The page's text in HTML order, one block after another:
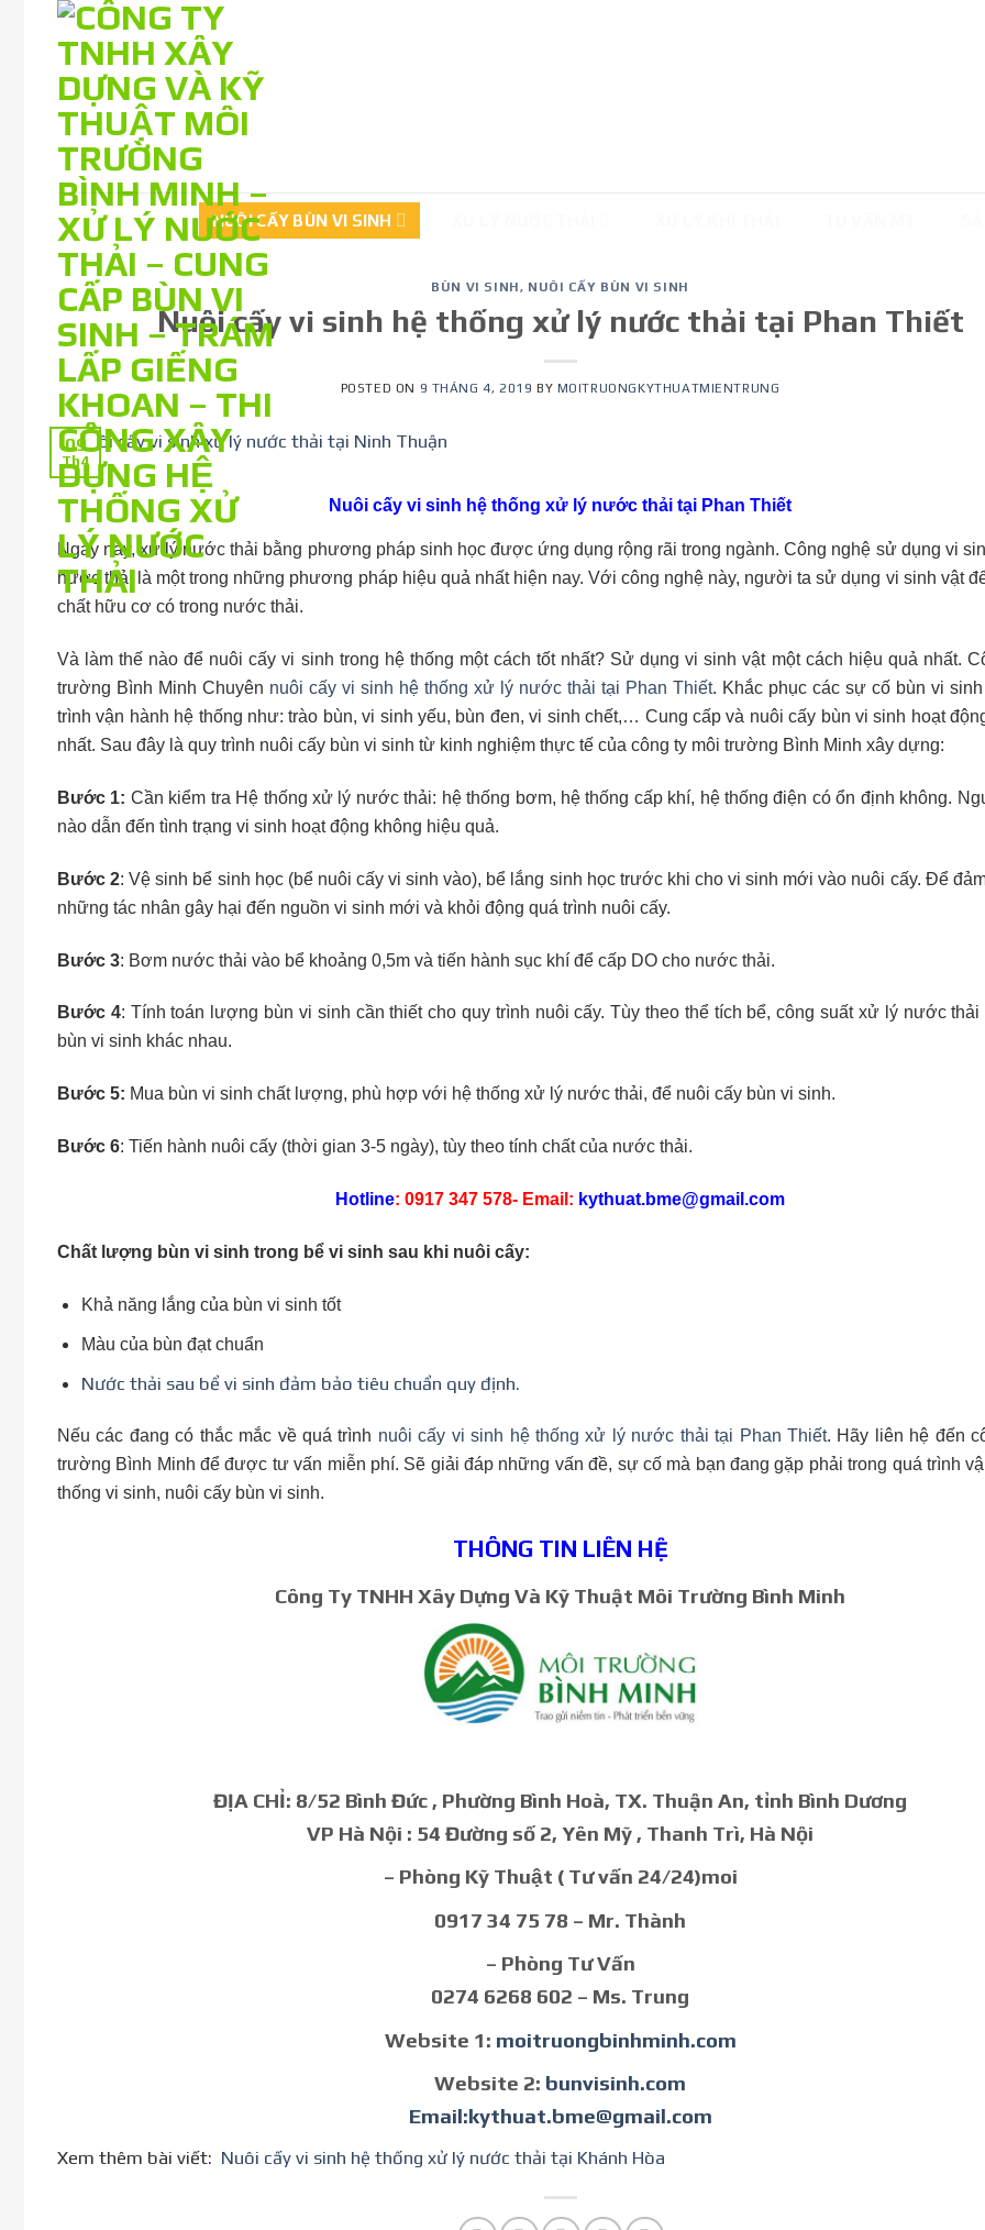
content
TRANG CHỦ NUÔI CẤY BÙN VI SINH
BÙN VI SINH, NUÔI CẤY BÙN VI SINH
Nuôi cấy vi sinh hệ thống xử lý nước thải tại Phan Thiết
POSTED ON 9 THÁNG 4, 2019 BY MOITRUONGKYTHUATMIENTRUNG
09
Th4
Nuôi cấy vi sinh hệ thống xử lý nước thải tại Phan Thiết
Ngày nay, xử lý nước thải bằng phương pháp sinh học được ứng dụng rộng rãi trong ngành. Công nghệ sử dụng vi
nước thải là một trong những phương pháp hiệu quả nhất hiện nay. Với công nghệ này, người ta sử dụng vi sinh vật
chất hữu cơ có trong nước thải.
Và làm thế nào để nuôi cấy vi sinh trong hệ thống một cách tốt nhất? Sử dụng vi sinh vật một cách hiệu quả nhất.
trường Bình Minh Chuyên nuôi cấy vi sinh hệ thống xử lý nước thải tại Phan Thiết. Khắc phục các sự cố bùn vi
trình vận hành hệ thống như: trào bùn, vi sinh yếu, bùn đen, vi sinh chết,… Cung cấp và nuôi cấy bùn vi sinh hoạt
nhất. Sau đây là quy trình nuôi cấy bùn vi sinh từ kinh nghiệm thực tế của công ty môi trường Bình Minh xây dựng:
Bước 1: Cần kiểm tra Hệ thống xử lý nước thải: hệ thống bơm, hệ thống cấp khí, hệ thống điện có ổn định không.
nào dẫn đến tình trạng vi sinh hoạt động không hiệu quả.
Bước 2: Vệ sinh bể sinh học (bể nuôi cấy vi sinh vào), bể lắng sinh học trước khi cho vi sinh mới vào nuôi cấy. Để
những tác nhân gây hại đến nguồn vi sinh mới và khỏi động quá trình nuôi cấy.
Bước 3: Bơm nước thải vào bể khoảng 0,5m và tiến hành sục khí để cấp DO cho nước thải.
Bước 4: Tính toán lượng bùn vi sinh cần thiết cho quy trình nuôi cấy. Tùy theo thể tích bể, công suất xử lý nước
bùn vi sinh khác nhau.
Bước 5: Mua bùn vi sinh chất lượng, phù hợp với hệ thống xử lý nước thải, để nuôi cấy bùn vi sinh.
Bước 6: Tiến hành nuôi cấy (thời gian 3-5 ngày), tùy theo tính chất của nước thải.
Hotline: 0917 347 578- Email: kythuat.bme@gmail.com
Chất lượng bùn vi sinh trong bể vi sinh sau khi nuôi cấy:
Khả năng lắng của bùn vi sinh tốt
Màu của bùn đạt chuẩn
Nước thải sau bể vi sinh đảm bảo tiêu chuẩn quy định.
Nếu các đang có thắc mắc về quá trình nuôi cấy vi sinh hệ thống xử lý nước thải tại Phan Thiết. Hãy liên hệ đến
trường Bình Minh để được tư vấn miễn phí. Sẽ giải đáp những vấn đề, sự cố mà bạn đang gặp phải trong quá trình
thống vi sinh, nuôi cấy bùn vi sinh.
THÔNG TIN LIÊN HỆ
Công Ty TNHH Xây Dựng Và Kỹ Thuật Môi Trường Bình Minh
ĐỊA CHỈ: 8/52 Bình Đức , Phường Bình Hoà, TX. Thuận An, tỉnh Bình Dương
VP Hà Nội : 54 Đường số 2, Yên Mỹ , Thanh Trì, Hà Nội
– Phòng Kỹ Thuật ( Tư vấn 24/24)moi
0917 34 75 78 – Mr. Thành
– Phòng Tư Vấn
0274 6268 602 – Ms. Trung
Website 1: moitruongbinhminh.com
Website 2: bunvisinh.com
Email:kythuat.bme@gmail.com
Xem thêm bài viết: Nuôi cấy vi sinh hệ thống xử lý nước thải tại Khánh Hòa